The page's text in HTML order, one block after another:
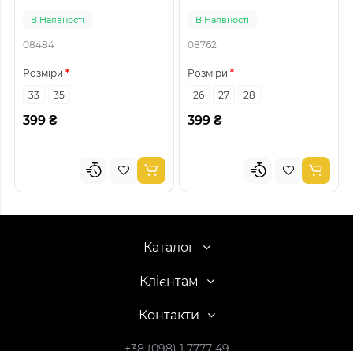
В Наявності
08484
Розміри
33
35
399 ₴
В Наявності
08762
Розміри
26
27 28
399 ₴
Каталог
Клієнтам
Контакти